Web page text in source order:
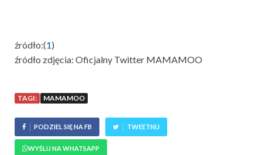
źródło:(1)
źródło zdjęcia: Oficjalny Twitter MAMAMOO
TAGI: MAMAMOO
PODZIEL SIĘ NA FB TWEETNIJ
WYŚLIJ NA WHATSAPP